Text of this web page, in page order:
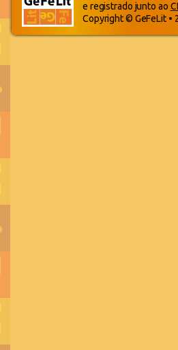
e registrado junto ao
Copyright © GeFeLit •